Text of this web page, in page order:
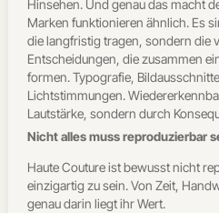
Hinsehen. Und genau das macht
Marken funktionieren ähnlich. Es
die langfristig tragen, sondern die
Entscheidungen, die zusammen
formen. Typografie,
Lichtstimmungen.
Lautstärke, sondern durch
Nicht alles muss reproduzierbar
Haute Couture ist bewusst nicht
einzigartig zu sein. Von Zeit,
genau darin liegt ihr Wert.